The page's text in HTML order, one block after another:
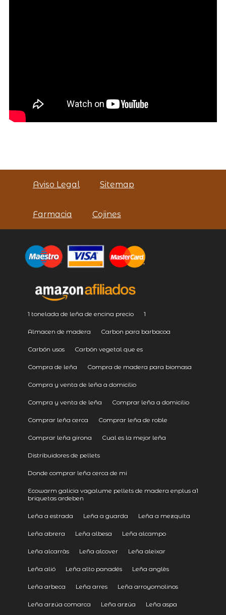
Aviso Legal Sitemap
Farmacia Cojines
1 tonelada de leña de encina precio 1
Almacen de madera Carbon para barbacoa
Carbón usos Carbón vegetal que es
Compra de leña Compra de madera para biomasa
Compra y venta de leña a domicilio
Compra y venta de leña Comprar leña a domicilio
Comprar leña cerca Comprar leña de roble
Comprar leña girona Cual es la mejor leña
Distribuidores de pellets
Donde comprar leña cerca de mi
Ecowarm galicia vagalume pellets de madera enplus a1
briquetas ardeben
Leña a estrada Leña a guarda Leña a mezquita
Leña abrera Leña albesa Leña alcampo
Leña alcarràs Leña alcover Leña aleixar
Leña alió Leña alto panadés Leña anglès
Leña arbeca Leña arres Leña arroyomolinos
Leña arzúa comarca Leña arzúa Leña aspa